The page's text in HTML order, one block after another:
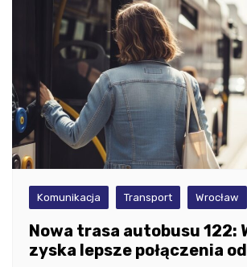
Komunikacja Transport Wrocław
Nowa trasa autobusu 122:
zyska lepsze połączenia